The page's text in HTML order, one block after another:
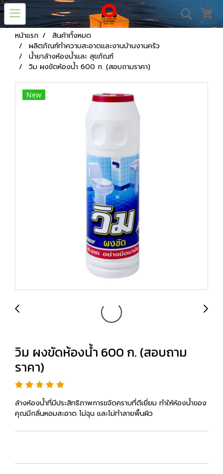
หน้าแรก
สินค้าทั้งหมด
ผลิตภัณฑ์ทำความสะอาดและงานบ้านงานครัว
น้ำยาล้างห้องน้ำและ สุขภัณฑ์
วิม ผงขัดห้องน้ำ 600 ก. (สอบถามราคา)
New
วิม ผงขัดห้องน้ำ 600 ก. (สอบถาม
ราคา)
ล้างห้องน้ำที่มีประสิทธิภาพการขจัดคราบที่ดีเยี่ยม ทำให้ห้องน้ำของ
คุณมีกลิ่นหอมสะอาด ไม่ฉุน และไม่ทำลายพื้นผิว